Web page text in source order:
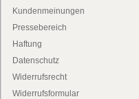
Kundenmeinungen
Pressebereich
Haftung
Datenschutz
Widerrufsrecht
Widerrufsformular